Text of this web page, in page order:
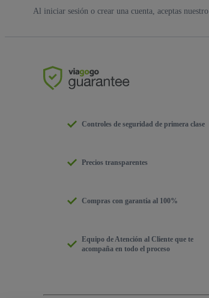
Al iniciar sesión o crear una cuenta, aceptas nuestro
Controles de seguridad de primera clase
Precios transparentes
Compras con garantía al 100%
Equipo de Atención al Cliente que te
acompaña en todo el proceso